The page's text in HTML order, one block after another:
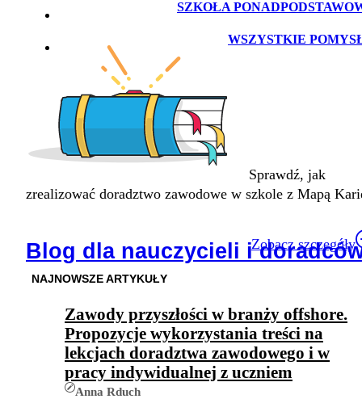
Blog dla nauczycieli i
NAJNOWSZE ARTYKUŁY
Zawody przyszłości w branży offshore.
Propozycje wykorzystania treści na
lekcjach doradztwa zawodowego i w
pracy indywidualnej z uczniem
Anna Rduch
SZKOŁA
WSZYSTKIE
Sprawdź, jak
zrealizować doradztwo zawodowe w szkole z Mapą
Zobacz szczegóły